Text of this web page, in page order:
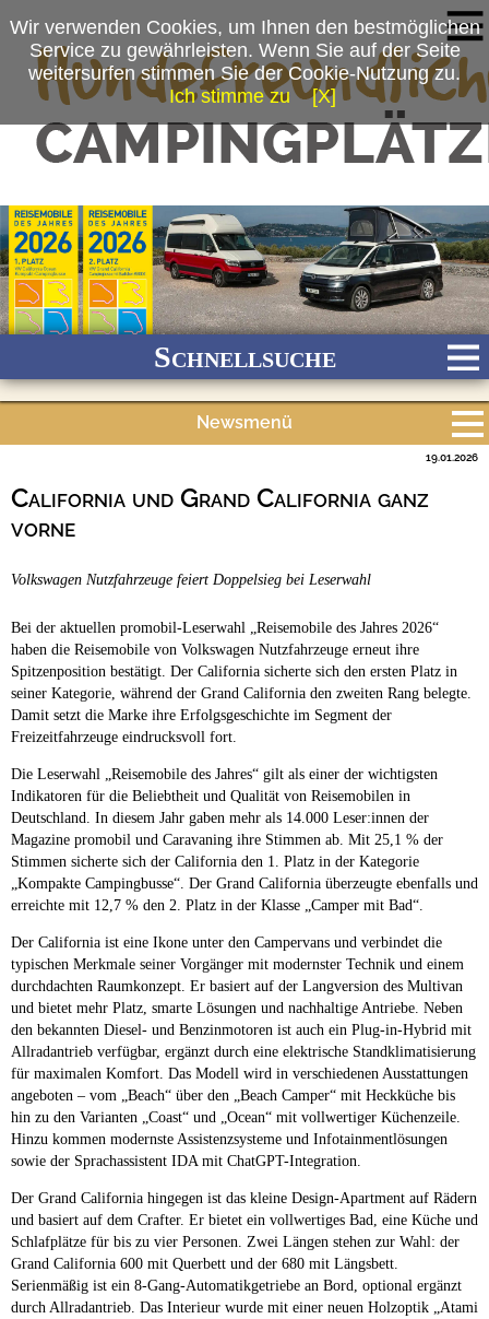
(c) Volkswagen NutzfahrzeugeSchnellsuche
Ganzjährig geöffnet
Newsmenü
Campingplätze
California und Grand California ganz
vorne
19.01.2026
Volkswagen Nutzfahrzeuge feiert Doppelsieg bei Leserwahl
Bei der aktuellen promobil-Leserwahl „Reisemobile des Jahres 2026“
haben die Reisemobile von Volkswagen Nutzfahrzeuge erneut ihre
Spitzenposition bestätigt. Der California sicherte sich den ersten Platz in
seiner Kategorie, während der Grand California den zweiten Rang belegte.
Damit setzt die Marke ihre Erfolgsgeschichte im Segment der
Freizeitfahrzeuge eindrucksvoll fort.
Die Leserwahl „Reisemobile des Jahres“ gilt als einer der wichtigsten
Indikatoren für die Beliebtheit und Qualität von Reisemobilen in
Deutschland. In diesem Jahr gaben mehr als 14.000 Leser:innen der
Magazine promobil und Caravaning ihre Stimmen ab. Mit 25,1 % der
Stimmen sicherte sich der California den 1. Platz in der Kategorie
„Kompakte Campingbusse“. Der Grand California überzeugte ebenfalls und
erreichte mit 12,7 % den 2. Platz in der Klasse „Camper mit Bad“.
Der California ist eine Ikone unter den Campervans und verbindet die
typischen Merkmale seiner Vorgänger mit modernster Technik und einem
durchdachten Raumkonzept. Er basiert auf der Langversion des Multivan
und bietet mehr Platz, smarte Lösungen und nachhaltige Antriebe. Neben
den bekannten Diesel- und Benzinmotoren ist auch ein Plug-in-Hybrid mit
Allradantrieb verfügbar, ergänzt durch eine elektrische Standklimatisierung
für maximalen Komfort. Das Modell wird in verschiedenen Ausstattungen
angeboten – vom „Beach“ über den „Beach Camper“ mit Heckküche bis
hin zu den Varianten „Coast“ und „Ocean“ mit vollwertiger Küchenzeile.
Hinzu kommen modernste Assistenzsysteme und Infotainmentlösungen
sowie der Sprachassistent IDA mit ChatGPT-Integration.
Der Grand California hingegen ist das kleine Design-Apartment auf Rädern
und basiert auf dem Crafter. Er bietet ein vollwertiges Bad, eine Küche und
Schlafplätze für bis zu vier Personen. Zwei Längen stehen zur Wahl: der
Grand California 600 mit Querbett und der 680 mit Längsbett.
Serienmäßig ist ein 8-Gang-Automatikgetriebe an Bord, optional ergänzt
durch Allradantrieb. Das Interieur wurde mit einer neuen Holzoptik „Atami
Wir verwenden Cookies, um Ihnen den bestmöglichen
Service zu gewährleisten. Wenn Sie auf der Seite
weitersurfen stimmen Sie der Cookie-Nutzung zu.
Ich stimme zu
[X]